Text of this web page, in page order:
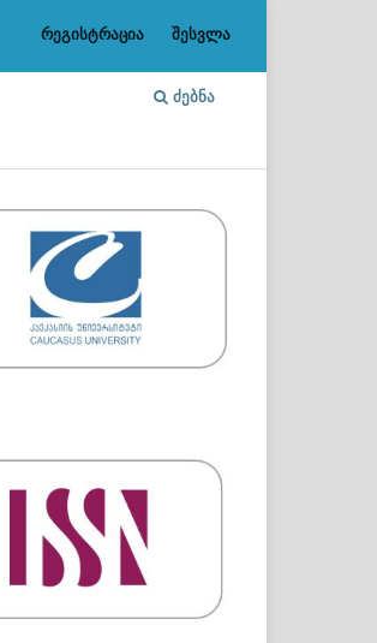
ᲫᲔᲑᲜᲐ
რეგისტრაცია შესვლა